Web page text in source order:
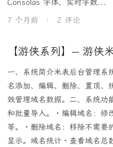
Consolas 字体，实时字数...
7 个月前
2 评论
【游侠系列】-- 游侠
一、系统简介米表后台管理系
名添加、编辑、删除、置顶、
效管理域名数据。二、系统功
和批量导入。・编辑域名：修
等。・删除域名：移除不需要
显示。域名统计・查看域名总